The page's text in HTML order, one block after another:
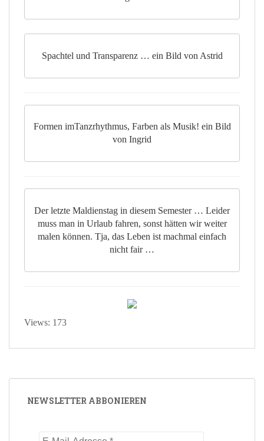
Spachtel und Transparenz … ein Bild von Astrid
Formen imTanzrhythmus, Farben als Musik! ein Bild
von Ingrid
Der letzte Maldienstag in diesem Semester … Leider
muss man in Urlaub fahren, sonst hätten wir weiter
malen können. Tja, das Leben ist machmal einfach
nicht fair …
Views: 173
NEWSLETTER ABBONIEREN